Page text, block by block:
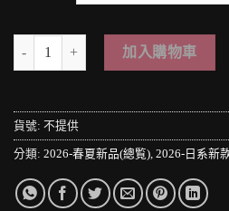
＊MINI PUNK LOLO＊日本原宿街
加入購物車
貨號: 不提供
分類: 2026-春夏新品(總覧) 2026-日系新